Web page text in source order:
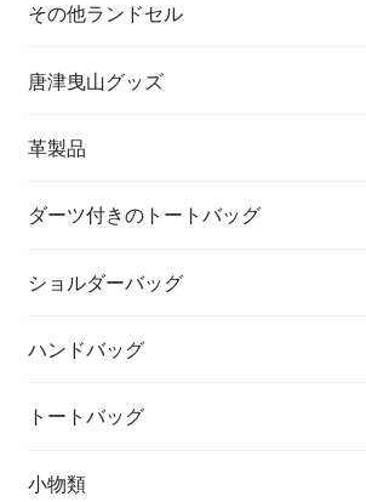
その他ランドセル
唐津曳山グッズ
革製品
ダーツ付きのトートバッグ
ショルダーバッグ
ハンドバッグ
トートバッグ
小物類